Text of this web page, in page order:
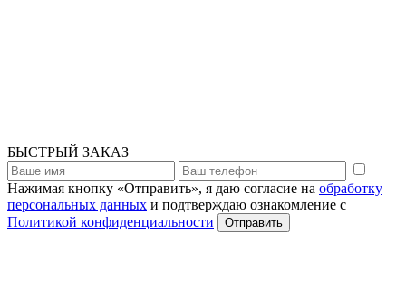
БЫСТРЫЙ ЗАКАЗ
Нажимая кнопку «Отправить», я даю согласие на обработку
персональных данных и подтверждаю ознакомление с
Политикой конфиденциальности